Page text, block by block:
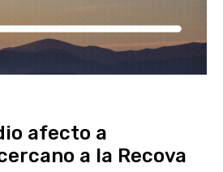
afecto a
a la Recova